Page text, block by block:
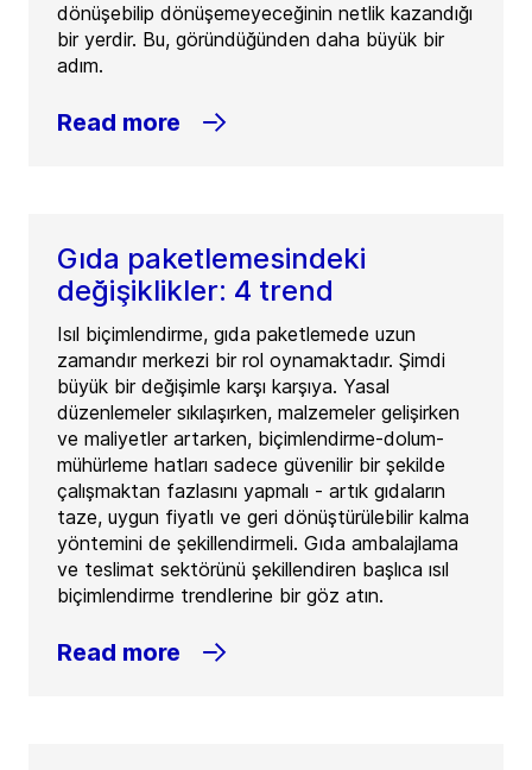
dönüşebilip dönüşemeyeceğinin netlik kazandığı
bir yerdir. Bu, göründüğünden daha büyük bir
adım.
Read more
Gıda paketlemesindeki
değişiklikler: 4 trend
Isıl biçimlendirme, gıda paketlemede uzun
zamandır merkezi bir rol oynamaktadır. Şimdi
büyük bir değişimle karşı karşıya. Yasal
düzenlemeler sıkılaşırken, malzemeler gelişirken
ve maliyetler artarken, biçimlendirme-dolum-
mühürleme hatları sadece güvenilir bir şekilde
çalışmaktan fazlasını yapmalı - artık gıdaların
taze, uygun fiyatlı ve geri dönüştürülebilir kalma
yöntemini de şekillendirmeli. Gıda ambalajlama
ve teslimat sektörünü şekillendiren başlıca ısıl
biçimlendirme trendlerine bir göz atın.
Read more